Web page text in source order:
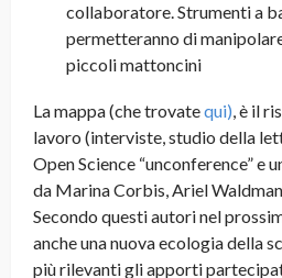
collaboratore. Strumenti a
permetteranno di
piccoli mattoncini
La mappa (che trovatequi), è il
lavoro (interviste, studio della
Open Science “unconference” e
da Marina Corbis, Ariel
Secondo questi autori nel
anche una nuova ecologia della
più rilevanti gli apporti